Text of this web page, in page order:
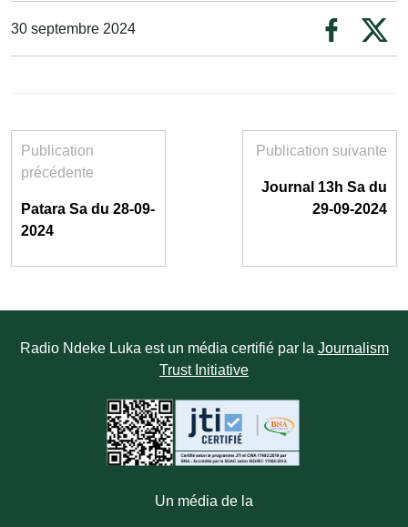
30 septembre 2024
Publication
précédente
Patara Sa du 28-09-
2024
Publication suivante
Journal 13h Sa du
29-09-2024
Radio Ndeke Luka est un média certifié par la Journalism
Trust Initiative
Un média de la